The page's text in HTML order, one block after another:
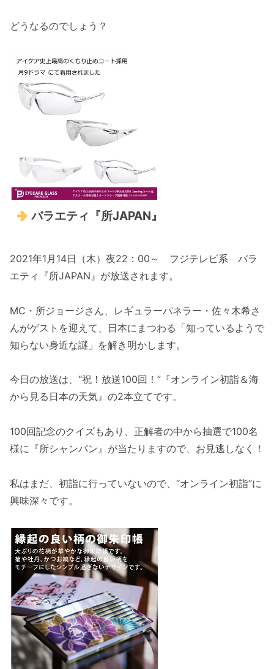
どうなるのでしょう？
バラエティ『所JAPAN』
2021年1月14日（木）夜22：00～ フジテレビ系 バラ
エティ『所JAPAN』が放送されます。
MC・所ジョージさん、レギュラーパネラー・佐々木希さ
んがゲストを迎えて、日本にまつわる「知っているようで
知らない身近な謎」を解き明かします。
今日の放送は、“祝！放送100回！”『オンライン初詣＆海
から見る日本の天気』の2本立てです。
100回記念のクイズもあり、正解者の中から抽選で100名
様に『所シャンパン』が当たりますので、お見逃しなく！
私はまだ、初詣に行っていないので、“オンライン初詣”に
興味深々です。